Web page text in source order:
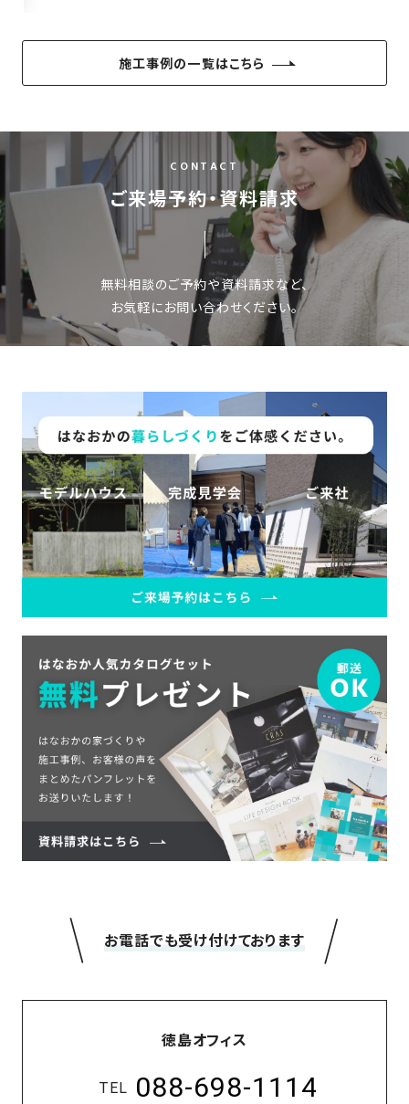
施工事例の一覧はこちら
CONTACT
ご来場予約・資料請求
無料相談のご予約や資料請求など、
お気軽にお問い合わせください。
＼お電話でも受け付けております／
徳島オフィス
TEL 088-698-1114